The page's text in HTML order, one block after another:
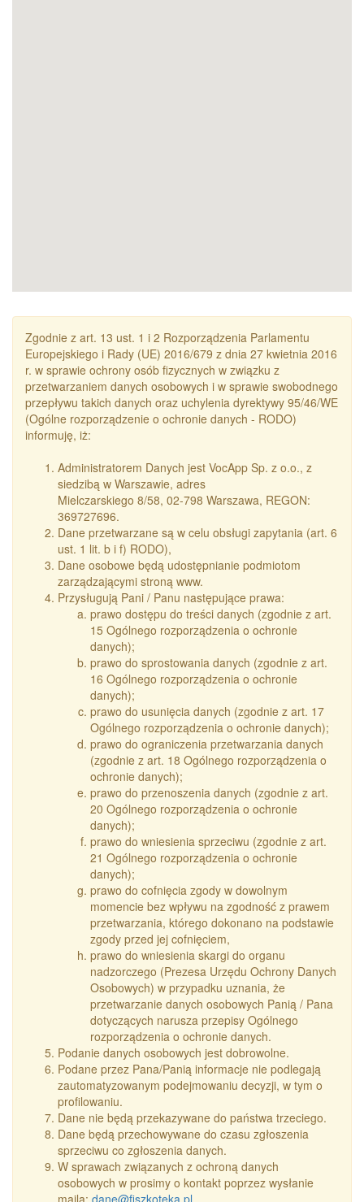
Zgodnie z art. 13 ust. 1 i 2 Rozporządzenia Parlamentu
Europejskiego i Rady (UE) 2016/679 z dnia 27 kwietnia 2016
r. w sprawie ochrony osób fizycznych w związku z
przetwarzaniem danych osobowych i w sprawie swobodnego
przepływu takich danych oraz uchylenia dyrektywy 95/46/WE
(Ogólne rozporządzenie o ochronie danych - RODO)
informuję, iż:
Administratorem Danych jest VocApp Sp. z o.o., z
siedzibą w Warszawie, adres
Mielczarskiego 8/58, 02-798 Warszawa, REGON:
369727696.
Dane przetwarzane są w celu obsługi zapytania (art. 6
ust. 1 lit. b i f) RODO),
Dane osobowe będą udostępnianie podmiotom
zarządzającymi stroną www.
Przysługują Pani / Panu następujące prawa:
prawo dostępu do treści danych (zgodnie z art.
15 Ogólnego rozporządzenia o ochronie
danych);
prawo do sprostowania danych (zgodnie z art.
16 Ogólnego rozporządzenia o ochronie
danych);
prawo do usunięcia danych (zgodnie z art. 17
Ogólnego rozporządzenia o ochronie danych);
prawo do ograniczenia przetwarzania danych
(zgodnie z art. 18 Ogólnego rozporządzenia o
ochronie danych);
prawo do przenoszenia danych (zgodnie z art.
20 Ogólnego rozporządzenia o ochronie
danych);
prawo do wniesienia sprzeciwu (zgodnie z art.
21 Ogólnego rozporządzenia o ochronie
danych);
prawo do cofnięcia zgody w dowolnym
momencie bez wpływu na zgodność z prawem
przetwarzania, którego dokonano na podstawie
zgody przed jej cofnięciem,
prawo do wniesienia skargi do organu
nadzorczego (Prezesa Urzędu Ochrony Danych
Osobowych) w przypadku uznania, że
przetwarzanie danych osobowych Panią / Pana
dotyczących narusza przepisy Ogólnego
rozporządzenia o ochronie danych.
Podanie danych osobowych jest dobrowolne.
Podane przez Pana/Panią informacje nie podlegają
zautomatyzowanym podejmowaniu decyzji, w tym o
profilowaniu.
Dane nie będą przekazywane do państwa trzeciego.
Dane będą przechowywane do czasu zgłoszenia
sprzeciwu co zgłoszenia danych.
W sprawach związanych z ochroną danych
osobowych w prosimy o kontakt poprzez wysłanie
maila: dane@fiszkoteka.pl